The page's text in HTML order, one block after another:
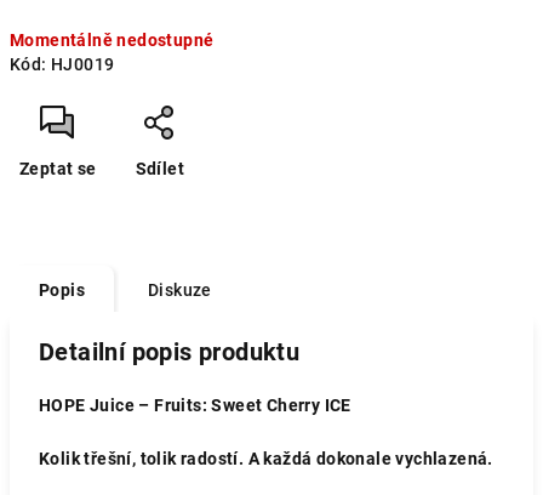
cena:
Momentálně nedostupné
Kód: HJ0019
Zeptat se Sdílet
Popis Diskuze
Detailní popis produktu
HOPE Juice – Fruits: Sweet Cherry ICE
Kolik třešní, tolik radostí. A každá dokonale vychlazená.